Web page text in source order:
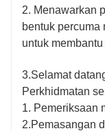
2. Menawarkan
bentuk percuma
untuk
3.Selamat
Perkhidmatan
1. Pemeriksaan
2.Pemasangan